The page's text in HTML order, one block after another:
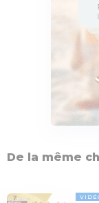
De la même